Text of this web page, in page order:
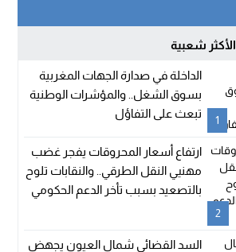
الأكثر شعبية
1
الداخلة في صدارة الجهات المغربية
بسوق الشغل.. والمؤشرات الوطنية
تبعث على التفاؤل
2
ارتفاع أسعار المحروقات يفجر غضب
مهنيي النقل الطرقي.. والنقابات تلوح
بالتصعيد بسبب تأخر الدعم الحكومي
السد القضائي شمال العيون يجهض